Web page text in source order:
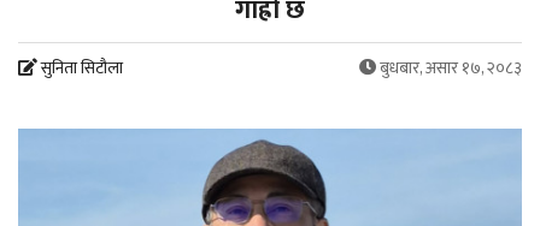
गाह्रो छ
सुनिता सिटौला बुधबार, असार १७, २०८३